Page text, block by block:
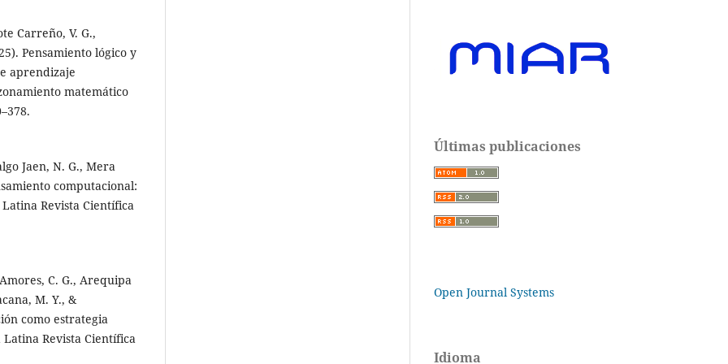
Carreño, V. G.,
Pensamiento lógico y
aprendizaje
matemático
Jaen, N. G., Mera
computacional:
Revista Científica
C. G., Arequipa
M. Y., &
como estrategia
Revista Científica
Últimas publicaciones
Open Journal Systems
Idioma